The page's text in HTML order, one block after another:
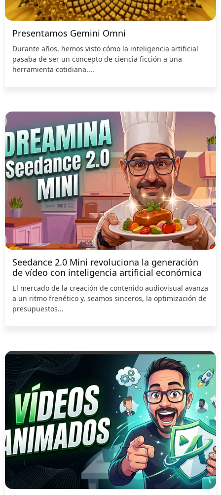
Presentamos Gemini Omni
Durante años, hemos visto cómo la inteligencia artificial
pasaba de ser un concepto de ciencia ficción a una
herramienta cotidiana....
Seedance 2.0 Mini revoluciona la generación
de vídeo con inteligencia artificial económica
El mercado de la creación de contenido audiovisual avanza
a un ritmo frenético y, seamos sinceros, la optimización de
presupuestos...